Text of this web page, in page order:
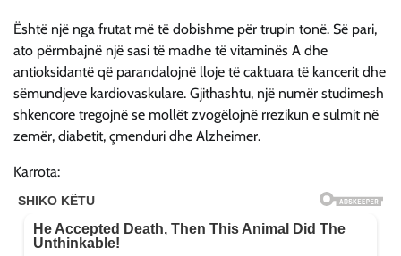
Është një nga frutat më të dobishme për trupin tonë. Së pari,
ato përmbajnë një sasi të madhe të vitaminës A dhe
antioksidantë që parandalojnë lloje të caktuara të kancerit dhe
sëmundjeve kardiovaskulare. Gjithashtu, një numër studimesh
shkencore tregojnë se mollët zvogëlojnë rrezikun e sulmit në
zemër, diabetit, çmenduri dhe Alzheimer.
Karrota: